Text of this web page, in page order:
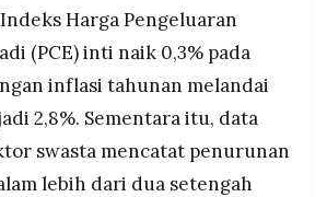
Harga Pengeluaran
(PCE) inti naik 0,3% pada
inflasi tahunan melandai
2,8%. Sementara itu, data
swasta mencatat penurunan
lebih dari dua setengah